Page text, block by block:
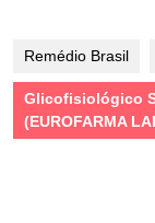
Remédio Brasil
Glicofisiológico
(EUROFARMA